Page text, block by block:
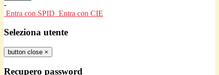
-
Entra con SPID Entra con CIE
Seleziona utente
button close ×
Recupero password